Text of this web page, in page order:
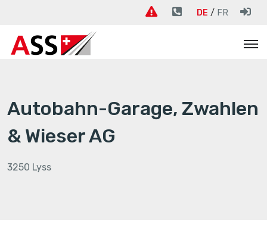
DE FR
Autobahn-Garage, Zwahlen
& Wieser AG
3250 Lyss